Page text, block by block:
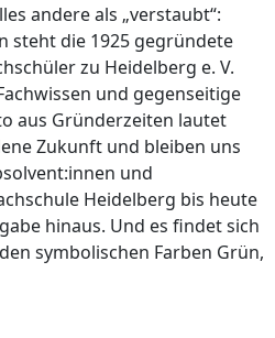
andere als „verstaubt“:
steht die 1925 gegründete
zu Heidelberg e. V.
und gegenseitige
aus Gründerzeiten lautet
Zukunft und bleiben uns
und
Heidelberg bis heute
hinaus. Und es findet sich
symbolischen Farben Grün,